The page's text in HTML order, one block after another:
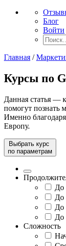
Блог
Войти
Главная /
Курсы по
Данная статья —
помогут познать
Именно
Европу.
Выбрать курс
по параметрам
До
До
До
До
Сложность